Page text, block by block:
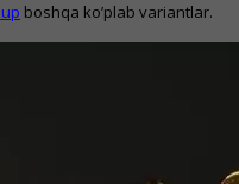
boshqa ko’plab variantlar.